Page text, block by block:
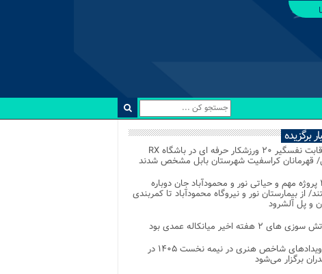
برگزیده
رقابت نفسگیر ۲۰ ورزشکار حرفه ای در باشگاه RX
قهرمانان کراسفیت شهرستان بابل مشخص شدند
۴ پروژه مهم و حیاتی نور و محمودآباد جان دوباره
از بیمارستان نور و نیروگاه محمودآباد تا کمربندی
و پل آلشرود
های ۲ هفته اخیر میانکاله عمدی بود
رویدادهای شاخص هنری در نیمه نخست ۱۴۰۵ در
برگزار می‌شود